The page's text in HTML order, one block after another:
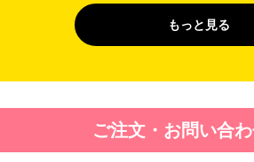
受託業務
（間接取得）
契約した小売店よ
４. 個人情報を第三者に提供することが予
第三者に提供する目的：パーソナライズ広
最適化のため。
提供する個人情報の項目：Cookie 等の識
もっと見る
ご注文・お問い合